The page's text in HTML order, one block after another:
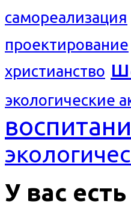
самореализация
проектирование
христианство
экологические
У вас